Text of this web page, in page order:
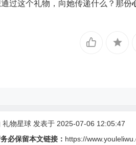
过这个礼物，向她传递什么？那份
礼物星球 发表于 2025-07-06 12:05:47
必保留本文链接： https://